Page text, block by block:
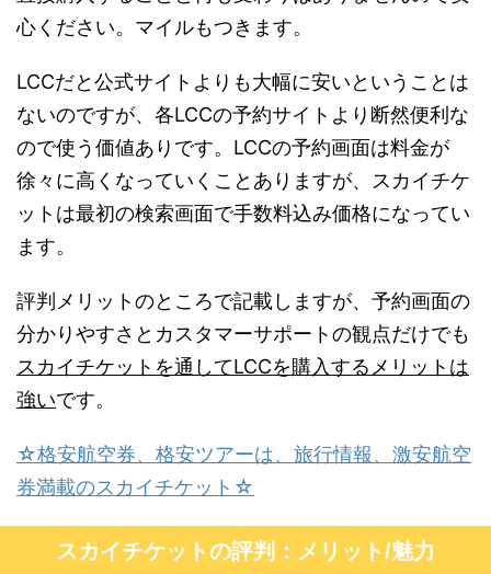
心ください。マイルもつきます。
LCCだと公式サイトよりも大幅に安いということは
ないのですが、各LCCの予約サイトより断然便利な
ので使う価値ありです。LCCの予約画面は料金が
徐々に高くなっていくことありますが、スカイチケ
ットは最初の検索画面で手数料込み価格になってい
ます。
評判メリットのところで記載しますが、予約画面の
分かりやすさとカスタマーサポートの観点だけでも
スカイチケットを通してLCCを購入するメリットは
強いです。
☆格安航空券、格安ツアーは、旅行情報、激安航空
券満載のスカイチケット☆
スカイチケットの評判：メリット/魅力